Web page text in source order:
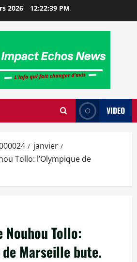
2026 12:22:40 PM
VIDEO
janvier
Tollo: l’Olympique de
Nouhou Tollo:
de Marseille bute.